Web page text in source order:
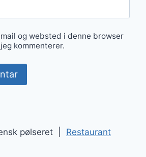
og websted i denne browser
kommenterer.
pølseret | Restaurant